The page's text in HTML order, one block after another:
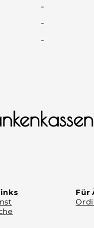
-
-
-
Für